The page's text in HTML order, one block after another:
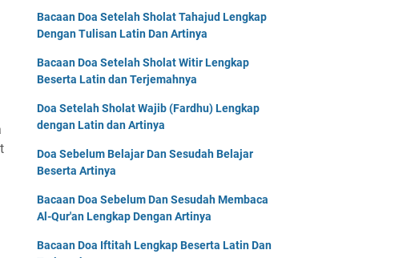
Bacaan Doa Setelah Sholat Tahajud Lengkap
Dengan Tulisan Latin Dan Artinya
Bacaan Doa Setelah Sholat Witir Lengkap
Beserta Latin dan Terjemahnya
Doa Setelah Sholat Wajib (Fardhu) Lengkap
dengan Latin dan Artinya
Doa Sebelum Belajar Dan Sesudah Belajar
Beserta Artinya
Bacaan Doa Sebelum Dan Sesudah Membaca
Al-Qur'an Lengkap Dengan Artinya
Bacaan Doa Iftitah Lengkap Beserta Latin Dan